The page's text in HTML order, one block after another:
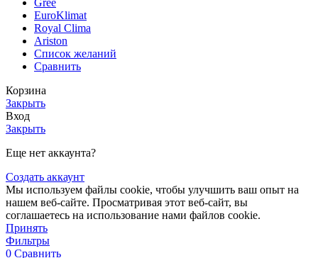
Gree
EuroKlimat
Royal Clima
Ariston
Список желаний
Сравнить
Корзина
Закрыть
Вход
Закрыть
Еще нет аккаунта?
Создать аккаунт
Мы используем файлы cookie, чтобы улучшить ваш опыт на
нашем веб-сайте. Просматривая этот веб-сайт, вы
соглашаетесь на использование нами файлов cookie.
Принять
Фильтры
0 Сравнить